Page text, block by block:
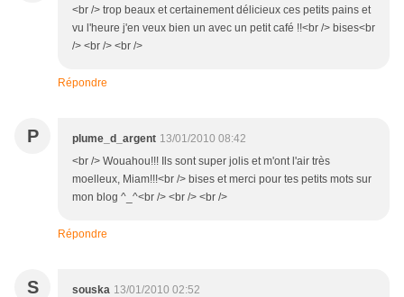
<br /> trop beaux et certainement délicieux ces petits pains et
vu l'heure j'en veux bien un avec un petit café !!<br /> bises<br
/> <br /> <br />
Répondre
P plume_d_argent 13/01/2010 08:42
<br /> Wouahou!!! Ils sont super jolis et m'ont l'air très
moelleux, Miam!!!<br /> bises et merci pour tes petits mots sur
mon blog ^_^<br /> <br /> <br />
Répondre
S souska 13/01/2010 02:52